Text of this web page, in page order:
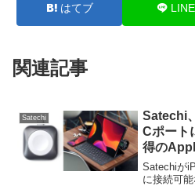
はてブ LINE
関連記事
Satechi
Satechi
Cポート
得の
「
充電ド
Satechiが
に接続可